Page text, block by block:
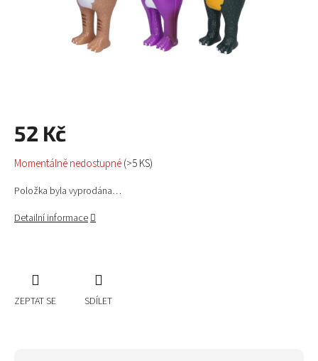
52 Kč
Měrná
cena:
Momentálně nedostupné(>5 KS)
Položka byla vyprodána…
Detailní informace
ZEPTAT SE SDÍLET